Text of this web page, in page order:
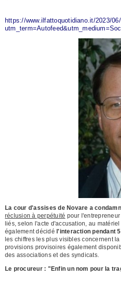
https://www.ilfattoquotidiano.it/2023/
La cour d'assises de Novare a
réclusion à perpétuité pour
liés, selon l'acte d'accusation, au
également décidé l'interaction pendant
les chiffres les plus visibles concernent
provisions provisoires également
des associations et des syndicats.
Le procureur : "Enfin un nom pour la